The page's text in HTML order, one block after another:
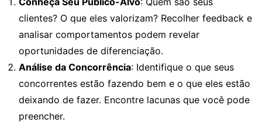
clientes? O que eles valorizam? Recolher feedback e
analisar comportamentos podem revelar
oportunidades de diferenciação.
Análise da Concorrência: Identifique o que seus
concorrentes estão fazendo bem e o que eles estão
deixando de fazer. Encontre lacunas que você pode
preencher.